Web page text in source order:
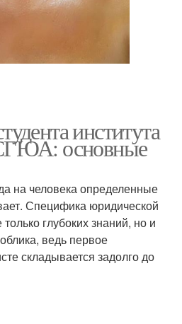
института
основные
на человека определенные
Специфика юридической
глубоких знаний, но и
ведь первое
складывается задолго до